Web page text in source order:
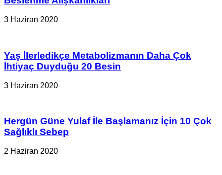
3 Haziran 2020
Yaş İlerledikçe Metabolizmanın Daha Çok
İhtiyaç Duyduğu 20 Besin
3 Haziran 2020
Hergün Güne Yulaf İle Başlamanız İçin 10 Çok
Sağlıklı Sebep
2 Haziran 2020